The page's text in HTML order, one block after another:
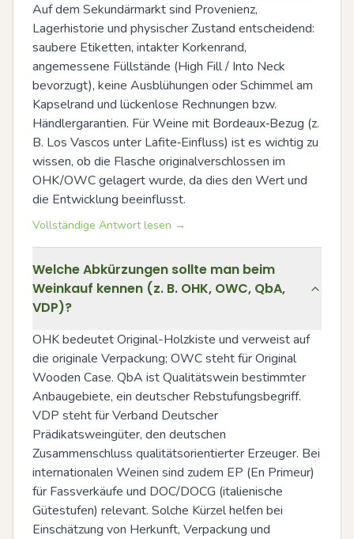
Auf dem Sekundärmarkt sind Provenienz,
Lagerhistorie und physischer Zustand entscheidend:
saubere Etiketten, intakter Korkenrand,
angemessene Füllstände (High Fill / Into Neck
bevorzugt), keine Ausblühungen oder Schimmel am
Kapselrand und lückenlose Rechnungen bzw.
Händlergarantien. Für Weine mit Bordeaux‑Bezug (z.
B. Los Vascos unter Lafite‑Einfluss) ist es wichtig zu
wissen, ob die Flasche originalverschlossen im
OHK/OWC gelagert wurde, da dies den Wert und
die Entwicklung beeinflusst.
Vollständige Antwort lesen →
Welche Abkürzungen sollte man beim
Weinkauf kennen (z. B. OHK, OWC, QbA,
VDP)?
OHK bedeutet Original-Holzkiste und verweist auf
die originale Verpackung; OWC steht für Original
Wooden Case. QbA ist Qualitätswein bestimmter
Anbaugebiete, ein deutscher Rebstufungsbegriff.
VDP steht für Verband Deutscher
Prädikatsweingüter, den deutschen
Zusammenschluss qualitätsorientierter Erzeuger. Bei
internationalen Weinen sind zudem EP (En Primeur)
für Fassverkäufe und DOC/DOCG (italienische
Gütestufen) relevant. Solche Kürzel helfen bei
Einschätzung von Herkunft, Verpackung und